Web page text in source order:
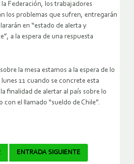
Federación, los trabajadores
los problemas que sufren, entregarán
en “estado de alerta y
a la espera de una respuesta
la mesa estamos a la espera de lo
11 cuando se concrete esta
finalidad de alertar al país sobre lo
el llamado “sueldo de Chile”.
ENTRADA SIGUIENTE